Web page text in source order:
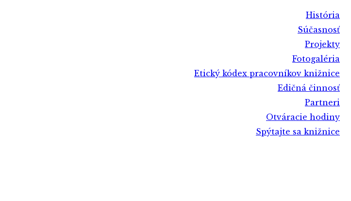
História
Súčasnosť
Projekty
Fotogaléria
Etický kódex pracovníkov knižnice
Edičná činnosť
Partneri
Otváracie hodiny
Spýtajte sa knižnice